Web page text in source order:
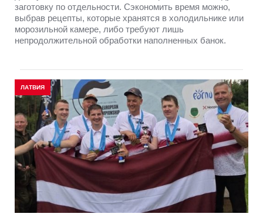
заготовку по отдельности. Сэкономить время можно,
выбрав рецепты, которые хранятся в холодильнике или
морозильной камере, либо требуют лишь
непродолжительной обработки наполненных банок.
ЛАТВИЯ